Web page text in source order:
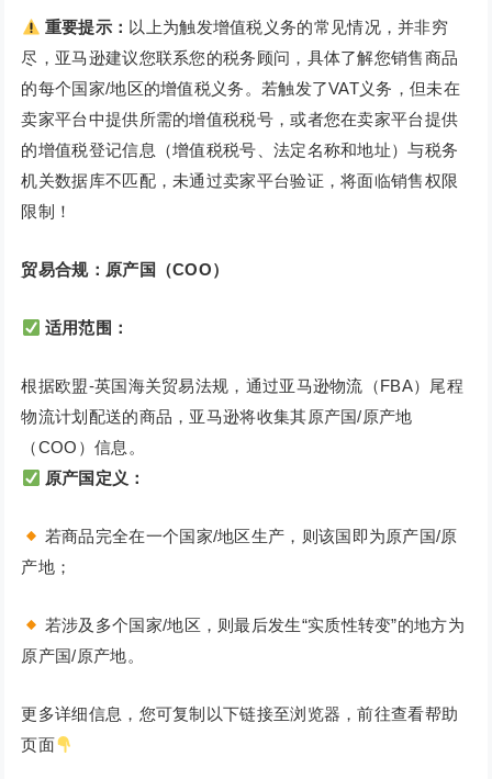
重要提示： 以上为触发增值税义务的常见情况，并非穷
尽，亚马逊建议您联系您的税务顾问，具体了解您销售商品
的每个国家/地区的增值税义务。若触发了VAT义务，但未在
卖家平台中提供所需的增值税税号，或者您在卖家平台提供
的增值税登记信息（增值税税号、法定名称和地址）与税务
机关数据库不匹配，未通过卖家平台验证，将面临销售权限
限制！
贸易合规：原产国（COO）
适用范围：
根据欧盟-英国海关贸易法规，通过亚马逊物流（FBA）尾程
物流计划配送的商品，亚马逊将收集其原产国/原产地
（COO）信息。
原产国定义：
若商品完全在一个国家/地区生产，则该国即为原产国/原
产地；
若涉及多个国家/地区，则最后发生“实质性转变”的地方为
原产国/原产地。
更多详细信息，您可复制以下链接至浏览器，前往查看帮助
页面